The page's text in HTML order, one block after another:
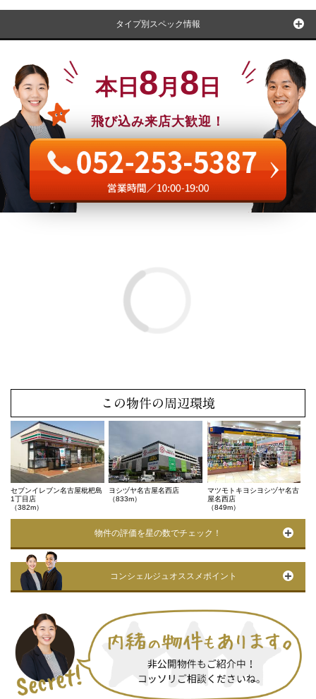
タイプ別スペック情報
本日 8月 8 日
飛び込み来店大歓迎！
この物件の周辺環境
セブンイレブン名古屋枇杷島
1丁目店
（382m）
ヨシヅヤ名古屋名西店
（833m）
マツモトキヨシヨシヅヤ名古
屋名西店
（849m）
物件の評価を星の数でチェック！
コンシェルジュオススメポイント